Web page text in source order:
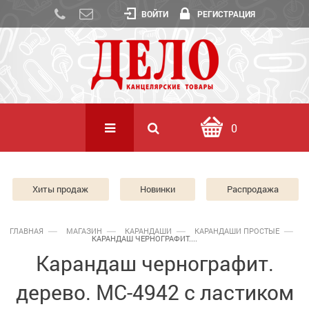
ВОЙТИ РЕГИСТРАЦИЯ
0
Хиты продаж Новинки Распродажа
ГЛАВНАЯ МАГАЗИН КАРАНДАШИ КАРАНДАШИ ПРОСТЫЕ
КАРАНДАШ ЧЕРНОГРАФИТ....
Карандаш чернографит.
дерево. МС-4942 с ластиком